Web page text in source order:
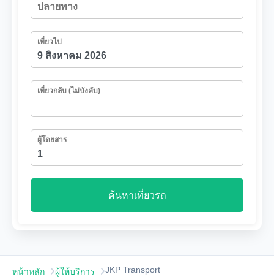
เที่ยวไป
เที่ยวกลับ (ไม่บังคับ)
ผู้โดยสาร
ค้นหาเที่ยวรถ
หน้าหลัก ผู้ให้บริการ JKP Transport